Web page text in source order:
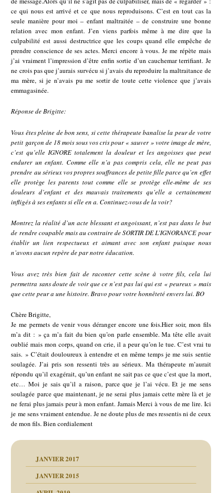
ce qui nous est arrivé et ce que nous reproduisons. C’est en tout cas la
seule manière pour moi – enfant maltraitée – de construire une bonne
relation avec mon enfant. J’en viens parfois même à me dire que la
culpabilité est aussi destructrice que les coups quand elle empêche de
prendre conscience de ses actes. Merci encore à vous. Je me répète mais
j’ai vraiment l’impression d’être enfin sortie d’un cauchemar terrifiant. Je
ne crois pas que j’aurais survécu si j’avais du reproduire la maltraitance de
ma mère, si je n’avais pu me sortir de toute cette violence que j’avais
emmagasinée.
Réponse de Brigitte:
Vous êtes pleine de bon sens, si cette thérapeute banalise la peur de votre
petit garçon de 18 mois sous vos cris pour « sauver » votre image de mère,
c’est qu’elle IGNORE totalement la douleur et les angoisses que peut
endurer un enfant. Comme elle n’a pas compris cela, elle ne peut pas
prendre au sérieux vos propres souffrances de petite fille parce qu’en effet
elle protège les parents tout comme elle se protège elle-même de ses
douleurs d’enfant et des mauvais traitements qu’elle a certainement
infligés à ses enfants si elle en a. Continuez-vous de la voir?
Montrez la réalité d’un acte blessant et angoissant, n’est pas dans le but
de rendre coupable mais au contraire de SORTIR DE L’IGNORANCE pour
établir un lien respectueux et aimant avec son enfant puisque nous
n’avons aucun repère de par notre éducation.
Vous avez très bien fait de raconter cette scène à votre fils, cela lui
permettra sans doute de voir que ce n’est pas lui qui est « peureux » mais
que cette peur a une histoire. Bravo pour votre honnêteté envers lui. BO
Chère Brigitte,
Je me permets de venir vous déranger encore une fois.Hier soir, mon fils
m’a dit : » ça m’a fait du bien qu’on parle ensemble. Ma tête elle avait
oublié mais mon corps, quand on crie, il a peur qu’on le tue. C’est vrai tu
sais. » C’était douloureux à entendre et en même temps je me suis sentie
soulagée. J’ai pris son ressenti très au sérieux. Ma thérapeute m’aurait
répondu qu’il exagérait, qu’un enfant ne sait pas ce que c’est que la mort,
etc… Moi je sais qu’il a raison, parce que je l’ai vécu. Et je me sens
soulagée parce que maintenant, je ne serai plus jamais cette mère là et je
ne ferai plus jamais peur à mon enfant. Jamais Merci à vous de me lire. Ici
je me sens vraiment entendue. Je ne doute plus de mes ressentis ni de ceux
de mon fils. Bien cordialement
JANVIER 2017
JANVIER 2015